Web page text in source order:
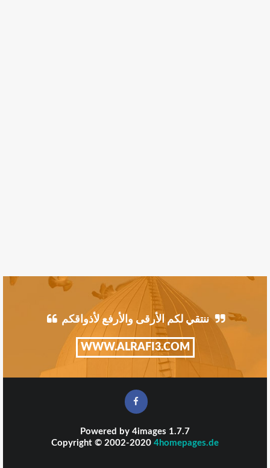
ننتقي لكم الأرقى والأرفع لأذواقكم
WWW.ALRAFI3.COM
Powered by 4images 1.7.7
Copyright © 2002-2020 4homepages.de